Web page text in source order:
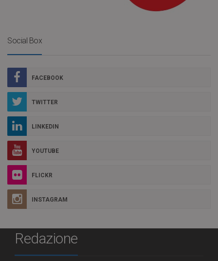
Social Box
FACEBOOK
TWITTER
LINKEDIN
YOUTUBE
FLICKR
INSTAGRAM
Redazione